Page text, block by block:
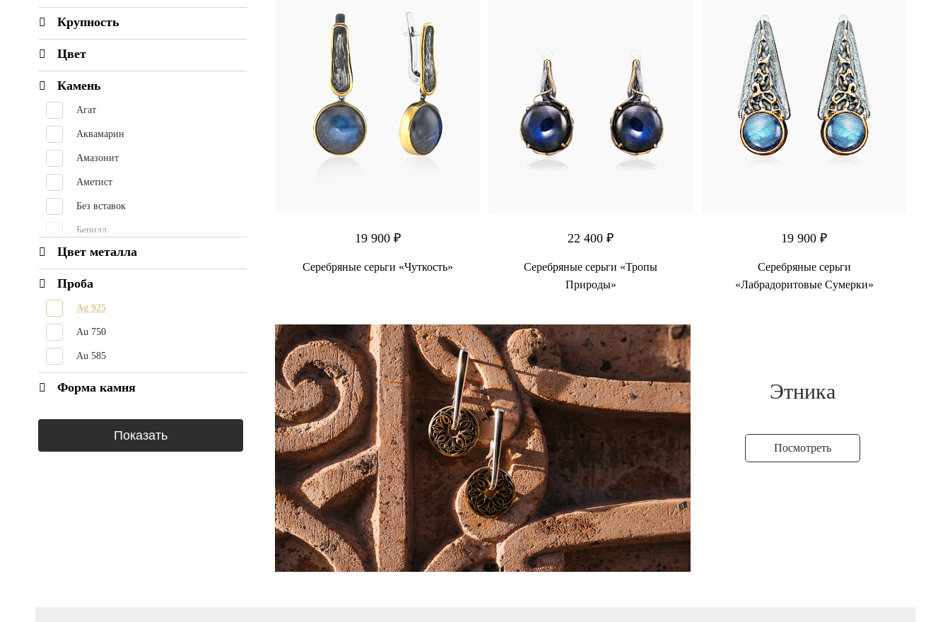
Крупность
Цвет
Камень
Агат
Аквамарин
Амазонит
Аметист
Без вставок
Берилл
Бирюза
Бриллиант
Горный хрусталь
Гранат
Жемчуг
Жемчуг Барокко
Змеевик
Изумруд
Цвет металла
Проба
Ag 925
Au 750
Au 585
Форма камня
19 900 ₽
Серебряные серьги «Чуткость»
22 400 ₽
Серебряные серьги «Тропы
Природы»
19 900 ₽
Серебряные серьги
«Лабрадоритовые Сумерки»
Этника
Посмотреть